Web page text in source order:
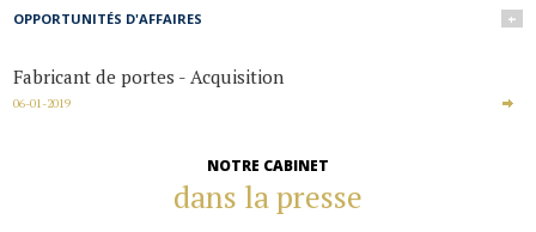
OPPORTUNITÉS D'AFFAIRES +
Fabricant de portes - Acquisition
06-01-2019
NOTRE CABINET
dans la presse